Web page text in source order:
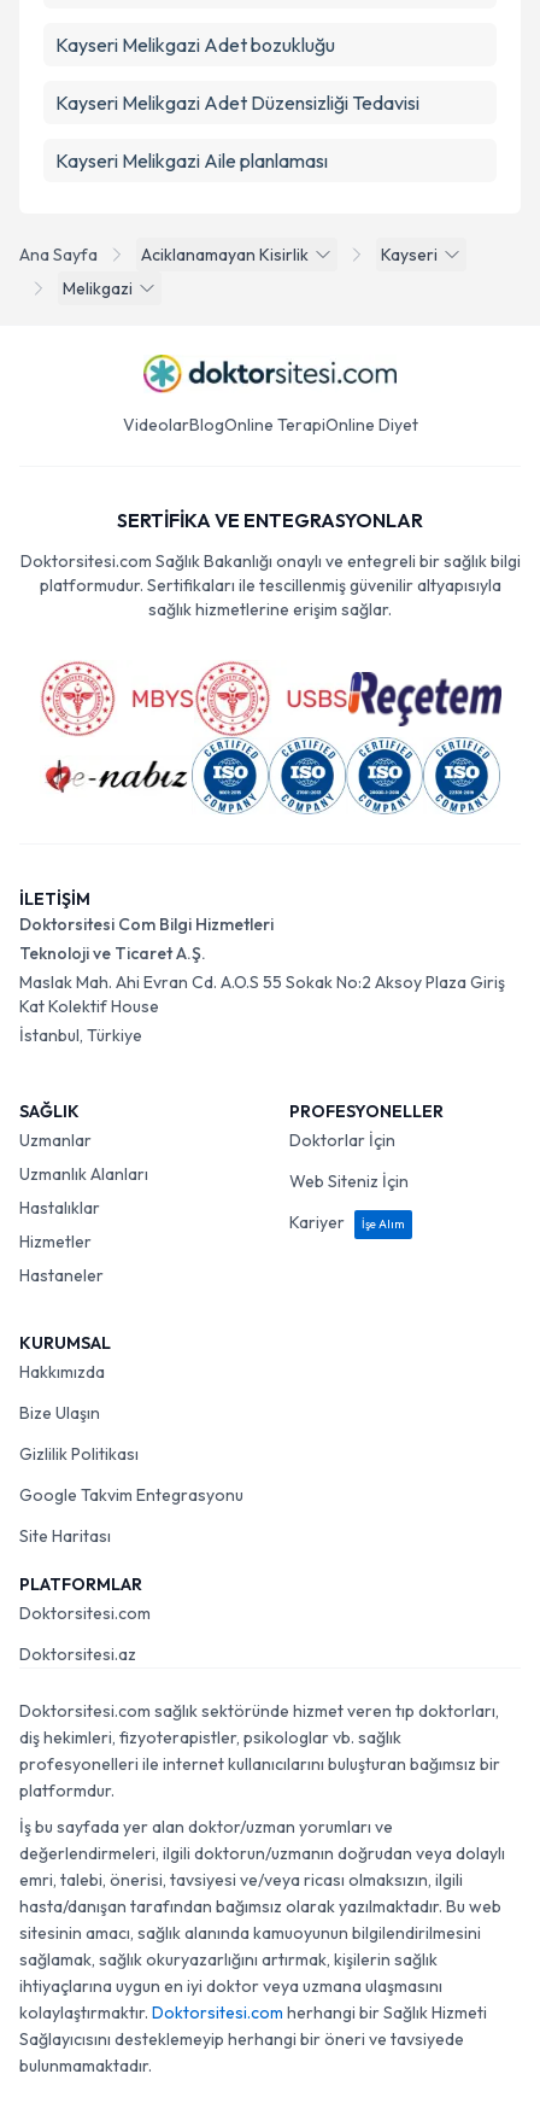
Ana Sayfa Aciklanamayan Kisirlik
Kayseri
Melikgazi
Kayseri Melikgazi Adet bozukluğu
Kayseri Melikgazi Adet Düzensizliği Tedavisi
Kayseri Melikgazi Aile planlaması
VideolarBlogOnline TerapiOnline Diyet
SERTİFİKA VE ENTEGRASYONLAR
Doktorsitesi.com Sağlık Bakanlığı onaylı ve entegreli bir sağlık bilgi
platformudur. Sertifikaları ile tescillenmiş güvenilir altyapısıyla
sağlık hizmetlerine erişim sağlar.
İLETİŞİM
Doktorsitesi Com Bilgi Hizmetleri
Teknoloji ve Ticaret A.Ş.
Maslak Mah. Ahi Evran Cd. A.O.S 55 Sokak No:2 Aksoy Plaza Giriş
Kat Kolektif House
İstanbul, Türkiye
SAĞLIK
Uzmanlar
Uzmanlık Alanları
Hastalıklar
Hizmetler
Hastaneler
PROFESYONELLER
Doktorlar İçin
Web Siteniz İçin
Kariyer
İşe Alım
KURUMSAL
Hakkımızda
Bize Ulaşın
Gizlilik Politikası
Google Takvim Entegrasyonu
Site Haritası
PLATFORMLAR
Doktorsitesi.com
Doktorsitesi.az
Doktorsitesi.com sağlık sektöründe hizmet veren tıp doktorları,
diş hekimleri, fizyoterapistler, psikologlar vb. sağlık
profesyonelleri ile internet kullanıcılarını buluşturan bağımsız bir
platformdur.
İş bu sayfada yer alan doktor/uzman yorumları ve
değerlendirmeleri, ilgili doktorun/uzmanın doğrudan veya dolaylı
emri, talebi, önerisi, tavsiyesi ve/veya ricası olmaksızın, ilgili
hasta/danışan tarafından bağımsız olarak yazılmaktadır. Bu web
sitesinin amacı, sağlık alanında kamuoyunun bilgilendirilmesini
sağlamak, sağlık okuryazarlığını artırmak, kişilerin sağlık
ihtiyaçlarına uygun en iyi doktor veya uzmana ulaşmasını
kolaylaştırmaktır. Doktorsitesi.com herhangi bir Sağlık Hizmeti
Sağlayıcısını desteklemeyip herhangi bir öneri ve tavsiyede
bulunmamaktadır.